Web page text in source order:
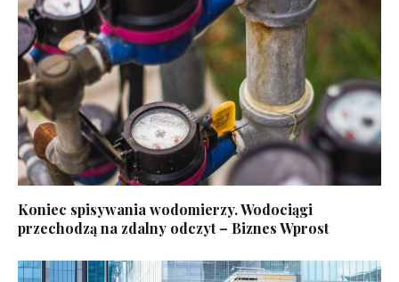
Koniec spisywania wodomierzy. Wodociągi
przechodzą na zdalny odczyt – Biznes Wprost